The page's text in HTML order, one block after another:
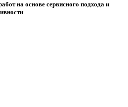
на основе сервисного подхода и